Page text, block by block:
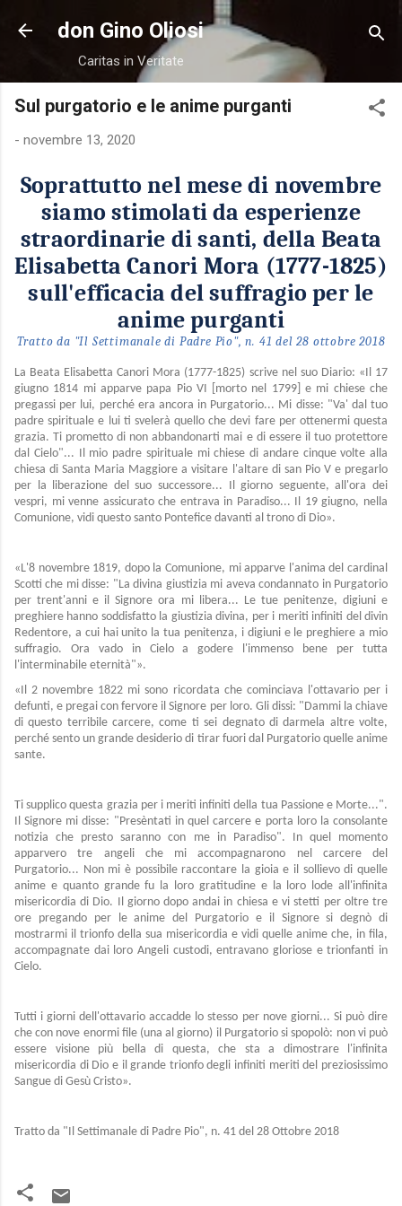
Passa ai contenuti principali
don Gino Oliosi
Caritas in Veritate
Sul purgatorio e le anime purganti
- novembre 13, 2020
Soprattutto nel mese di novembre
siamo stimolati da esperienze
straordinarie di santi, della Beata
Elisabetta Canori Mora (1777-1825)
sull'efficacia del suffragio per le
anime purganti
Tratto da "Il Settimanale di Padre Pio", n. 41 del 28 ottobre 2018
La Beata Elisabetta Canori Mora (1777-1825) scrive nel suo Diario: «Il 17
giugno 1814 mi apparve papa Pio VI [morto nel 1799] e mi chiese che
pregassi per lui, perché era ancora in Purgatorio... Mi disse: "Va' dal tuo
padre spirituale e lui ti svelerà quello che devi fare per ottenermi questa
grazia. Ti prometto di non abbandonarti mai e di essere il tuo protettore
dal Cielo"... Il mio padre spirituale mi chiese di andare cinque volte alla
chiesa di Santa Maria Maggiore a visitare l'altare di san Pio V e pregarlo
per la liberazione del suo successore... Il giorno seguente, all'ora dei
vespri, mi venne assicurato che entrava in Paradiso... Il 19 giugno, nella
Comunione, vidi questo santo Pontefice davanti al trono di Dio».
«L'8 novembre 1819, dopo la Comunione, mi apparve l'anima del cardinal
Scotti che mi disse: "La divina giustizia mi aveva condannato in Purgatorio
per trent'anni e il Signore ora mi libera... Le tue penitenze, digiuni e
preghiere hanno soddisfatto la giustizia divina, per i meriti infiniti del divin
Redentore, a cui hai unito la tua penitenza, i digiuni e le preghiere a mio
suffragio. Ora vado in Cielo a godere l'immenso bene per tutta
l'interminabile eternità"».
«Il 2 novembre 1822 mi sono ricordata che cominciava l'ottavario per i
defunti, e pregai con fervore il Signore per loro. Gli dissi: "Dammi la chiave
di questo terribile carcere, come ti sei degnato di darmela altre volte,
perché sento un grande desiderio di tirar fuori dal Purgatorio quelle anime
sante.
Ti supplico questa grazia per i meriti infiniti della tua Passione e Morte...".
Il Signore mi disse: "Presèntati in quel carcere e porta loro la consolante
notizia che presto saranno con me in Paradiso". In quel momento
apparvero tre angeli che mi accompagnarono nel carcere del
Purgatorio... Non mi è possibile raccontare la gioia e il sollievo di quelle
anime e quanto grande fu la loro gratitudine e la loro lode all'infinita
misericordia di Dio. Il giorno dopo andai in chiesa e vi stetti per oltre tre
ore pregando per le anime del Purgatorio e il Signore si degnò di
mostrarmi il trionfo della sua misericordia e vidi quelle anime che, in fila,
accompagnate dai loro Angeli custodi, entravano gloriose e trionfanti in
Cielo.
Tutti i giorni dell'ottavario accadde lo stesso per nove giorni... Si può dire
che con nove enormi file (una al giorno) il Purgatorio si spopolò: non vi può
essere visione più bella di questa, che sta a dimostrare l'infinita
misericordia di Dio e il grande trionfo degli infiniti meriti del preziosissimo
Sangue di Gesù Cristo».
Tratto da "Il Settimanale di Padre Pio", n. 41 del 28 Ottobre 2018